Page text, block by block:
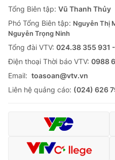
Tổng Biên tập: Vũ Thanh Thủy
Phó Tổng Biên tập: Nguyễn Thị
Nguyễn Trọng Ninh
Tổng đài VTV: 024.38 355 931
Ðiện thoại Thời báo VTV: 0988
Email: toasoan@vtv.vn
Liên hệ quảng cáo: (024) 626